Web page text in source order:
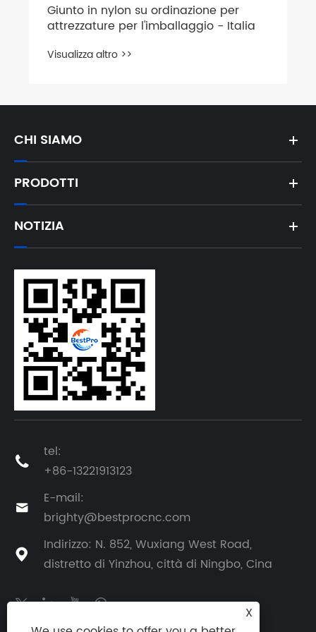
Giunto in nylon su
attrezzature per
CHI SIAMO
PRODOTTI
NOTIZIA

tel:
+86-13221913123

E-mail:
brighty@bestprocnc.com

Indirizzo: N. 852, Wuxiang West Road,
distretto di Yinzhou, città di Ningbo, Cina
X